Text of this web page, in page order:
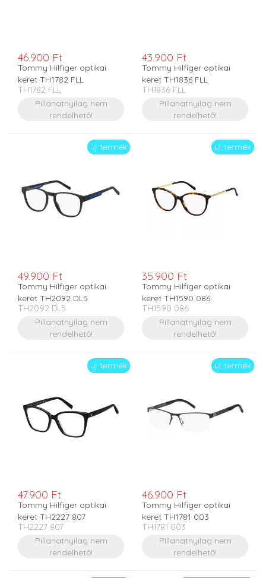
46.900 Ft
Tommy Hilfiger optikai
keret TH1782 FLL
TH1782 FLL
Pillanatnyilag nem
rendelhető!
43.900 Ft
Tommy Hilfiger optikai
keret TH1836 FLL
TH1836 FLL
Pillanatnyilag nem
rendelhető!
új termék
49.900 Ft
Tommy Hilfiger optikai
keret TH2092 DL5
TH2092 DL5
Pillanatnyilag nem
rendelhető!
új termék
35.900 Ft
Tommy Hilfiger optikai
keret TH1590 086
TH1590 086
Pillanatnyilag nem
rendelhető!
új termék
47.900 Ft
Tommy Hilfiger optikai
keret TH2227 807
TH2227 807
Pillanatnyilag nem
rendelhető!
új termék
46.900 Ft
Tommy Hilfiger optikai
keret TH1781 003
TH1781 003
Pillanatnyilag nem
rendelhető!